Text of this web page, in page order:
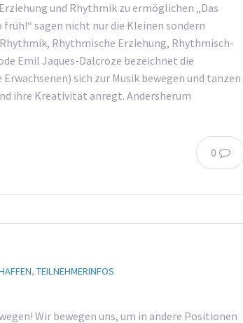
und Rhythmik zu ermöglichen „Das
sagen nicht nur die Kleinen sondern
Rhythmische Erziehung, Rhythmisch-
Emil Jaques-Dalcroze bezeichnet die
sich zur Musik bewegen und tanzen
ihre Kreativität anregt. Andersherum
0
, TEILNEHMERINFOS
Wir bewegen uns, um in andere Positionen